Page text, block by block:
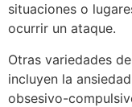
situaciones o
ocurrir un ataque.
Otras variedades
incluyen la
obsesivo-